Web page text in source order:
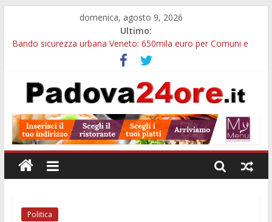
domenica, agosto 9, 2026
Ultimo:
Bando sicurezza urbana Veneto: 650mila euro per Comuni e
Restauro 2026, chiuse le domande: 2,5 milioni per formare
nuove competenze in Veneto
Calici di Stelle Arzergrande: astronomia, musica e sapori al
Notizie di Padova alle ore 10: censimento a Monselice, arresto
antidroga e siccità
Notizie di Padova alle ore 23: maltrattamenti, arresto a
Limena e progetto Cool Shop
Politica